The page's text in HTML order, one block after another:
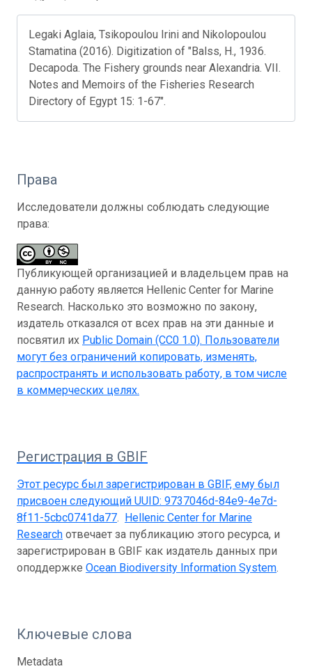
Legaki Aglaia, Tsikopoulou Irini and Nikolopoulou
Stamatina (2016). Digitization of "Balss, H., 1936.
Decapoda. The Fishery grounds near Alexandria. VII.
Notes and Memoirs of the Fisheries Research
Directory of Egypt 15: 1-67".
Права
Исследователи должны соблюдать следующие
права:
Публикующей организацией и владельцем прав на
данную работу является Hellenic Center for Marine
Research. Насколько это возможно по закону,
издатель отказался от всех прав на эти данные и
посвятил их Public Domain (CC0 1.0). Пользователи
могут без ограничений копировать, изменять,
распространять и использовать работу, в том числе
в коммерческих целях.
Регистрация в GBIF
Этот ресурс был зарегистрирован в GBIF, ему был
присвоен следующий UUID: 9737046d-84e9-4e7d-
8f11-5cbc0741da77. Hellenic Center for Marine
Research отвечает за публикацию этого ресурса, и
зарегистрирован в GBIF как издатель данных при
оподдержке Ocean Biodiversity Information System.
Ключевые слова
Metadata